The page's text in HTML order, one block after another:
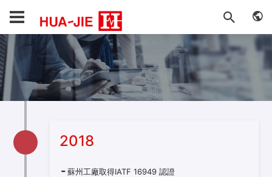
2018
蘇州工廠取得IATF 16949 認證